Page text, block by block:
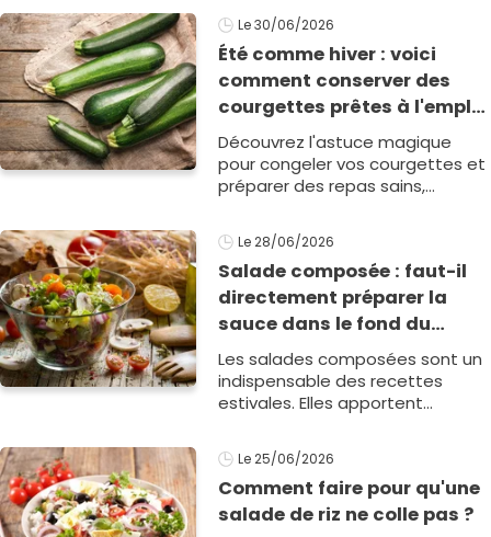
techniquement, pour libérer
instantanément1
Le 30/06/2026
Été comme hiver : voici
comment conserver des
courgettes prêtes à l'emploi
pour des recettes express
toute l'année
Découvrez l'astuce magique
pour congeler vos courgettes et
préparer des repas sains,
de l'année.
Le 28/06/2026
Salade composée : faut-il
directement préparer la
sauce dans le fond du
saladier ?
Les salades composées sont un
indispensable des recettes
estivales. Elles apportent
gourmandise et nous aident à
traverser les périodes de
grosses ch1
Le 25/06/2026
Comment faire pour qu'une
salade de riz ne colle pas ?